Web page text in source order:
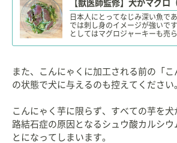
日本人にとってなじみ深い魚で
では刺し身のイメージが強いで
としてはマグロジャーキーも売
また、こんにゃくに加工される前の「
の状態で犬に与えるのも控えてください
こんにゃく芋に限らず、すべての芋を
路結石症の原因となるシュウ酸カルシウ
とになってしまいます。